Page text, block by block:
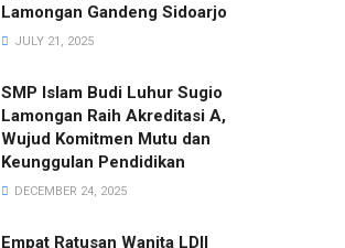
Lamongan Gandeng Sidoarjo
JULY 21, 2025
SMP Islam Budi Luhur Sugio
Lamongan Raih Akreditasi A,
Wujud Komitmen Mutu dan
Keunggulan Pendidikan
DECEMBER 24, 2025
Empat Ratusan Wanita LDII